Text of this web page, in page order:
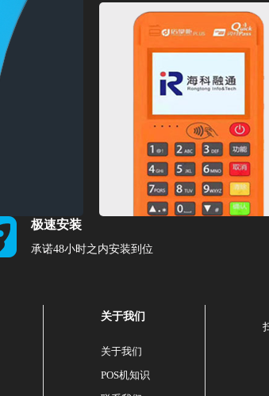
极速安装
承诺48小时之内安装到位
关于我们
关于我们
POS机知识